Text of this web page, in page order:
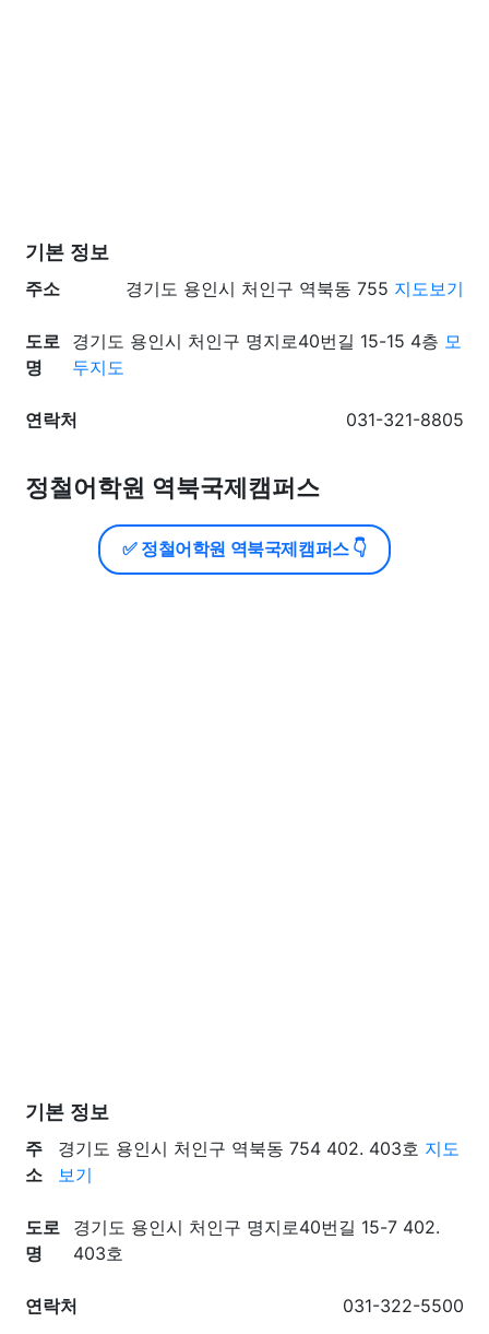
기본 정보
주소
경기도 용인시 처인구 역북동 755 지도보기
도로
명
경기도 용인시 처인구 명지로40번길 15-15 4층 모
두지도
연락처 031-321-8805
정철어학원 역북국제캠퍼스
✅ 정철어학원 역북국제캠퍼스 👇
기본 정보
주
소
경기도 용인시 처인구 역북동 754 402. 403호 지도
보기
도로
명
경기도 용인시 처인구 명지로40번길 15-7 402.
403호
연락처 031-322-5500